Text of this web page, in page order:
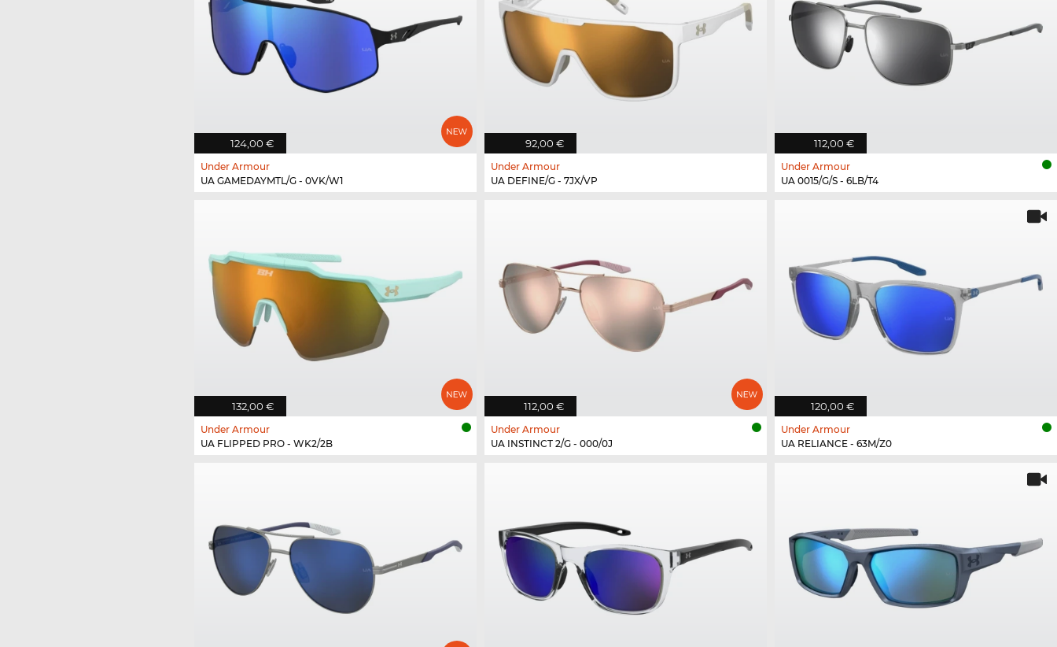
124,00 €
Under Armour
UA GAMEDAYMTL/G - 0VK/W1
92,00 €
Under Armour
UA DEFINE/G - 7JX/VP
112,00 €
Under Armour
UA 0015/G/S - 6LB/T4
132,00 €
Under Armour
UA FLIPPED PRO - WK2/2B
112,00 €
Under Armour
UA INSTINCT 2/G - 000/0J
120,00 €
Under Armour
UA RELIANCE - 63M/Z0